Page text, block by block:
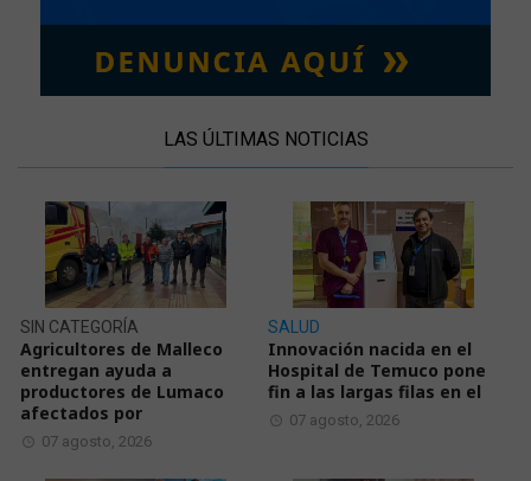
LAS ÚLTIMAS NOTICIAS
SIN CATEGORÍA
Agricultores de Malleco
entregan ayuda a
productores de Lumaco
afectados por
07 agosto, 2026
SALUD
Innovación nacida en el
Hospital de Temuco pone
fin a las largas filas en el
07 agosto, 2026